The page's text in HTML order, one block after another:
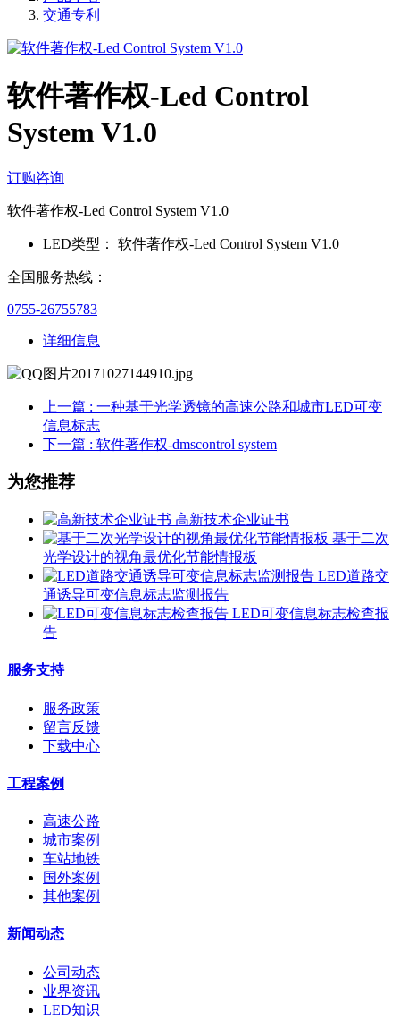
交通专利
软件著作权-Led Control
System V1.0
订购咨询
软件著作权-Led Control System V1.0
LED类型： 软件著作权-Led Control System V1.0
全国服务热线：
0755-26755783
详细信息
上一篇 : 一种基于光学透镜的高速公路和城市LED可变
信息标志
下一篇 : 软件著作权-dmscontrol system
为您推荐
高新技术企业证书
基于二次
光学设计的视角最优化节能情报板
LED道路交
通诱导可变信息标志监测报告
LED可变信息标志检查报
告
服务支持
服务政策
留言反馈
下载中心
工程案例
高速公路
城市案例
车站地铁
国外案例
其他案例
新闻动态
公司动态
业界资讯
LED知识